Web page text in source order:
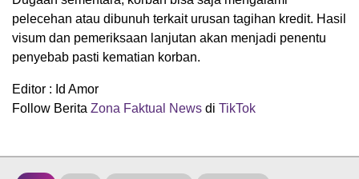
pelecehan atau dibunuh terkait urusan tagihan kredit. Hasil
visum dan pemeriksaan lanjutan akan menjadi penentu
penyebab pasti kematian korban.
Editor : Id Amor
Follow Berita Zona Faktual News di TikTok